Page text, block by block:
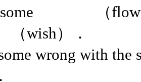
some （flower
）．
some wrong